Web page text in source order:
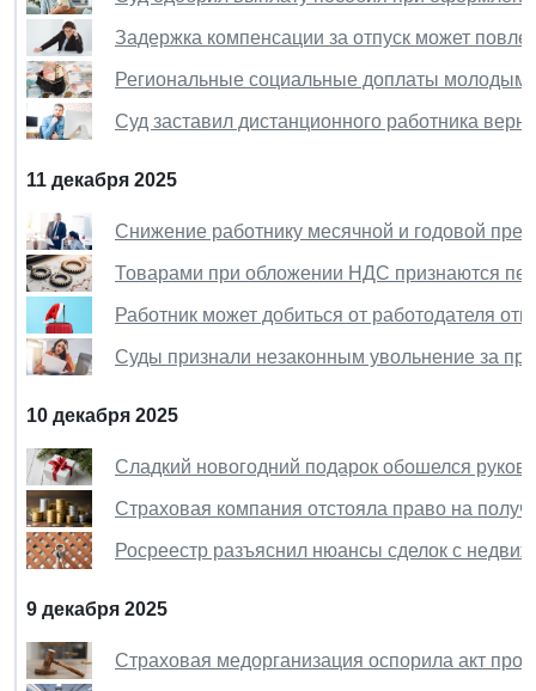
Задержка компенсации за отпуск может
Региональные социальные доплаты
Суд заставил дистанционного работника
11 декабря 2025
Снижение работнику месячной и годовой
Товарами при обложении НДС признаются
Работник может добиться от работодателя
Суды признали незаконным увольнение за
10 декабря 2025
Сладкий новогодний подарок обошелся
Страховая компания отстояла право на
Росреестр разъяснил нюансы сделок с
9 декабря 2025
Страховая медорганизация оспорила акт